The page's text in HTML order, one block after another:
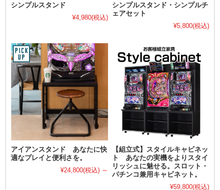
シンプルスタンド
¥4,980(税込)
シンプルスタンド・シンプルチ
ェアセット
¥5,800(税込)
アイアンスタンド あなたに快
適なプレイと便利さを。
¥24,800(税込) ～
【組立式】スタイルキャビネッ
ト あなたの実機をよりスタイ
リッシュに魅せる。スロット・
パチンコ兼用キャビネット。
¥59,800(税込)